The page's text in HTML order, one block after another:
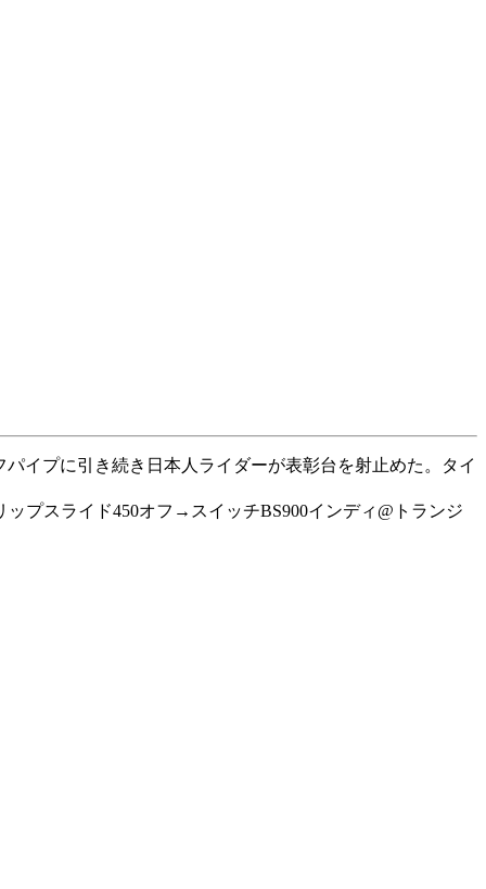
イプに引き続き日本人ライダーが表彰台を射止めた。タイ
プスライド450オフ→スイッチBS900インディ@トランジ